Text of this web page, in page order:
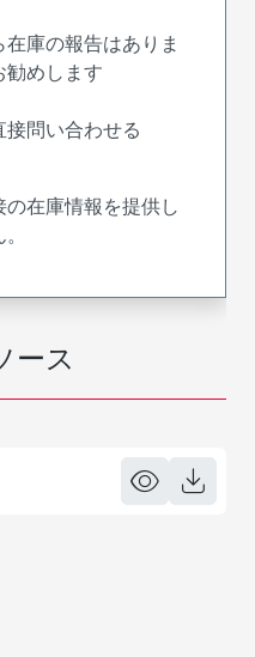
ース
庫の報告はありま
めします
問い合わせる
在庫情報を提供し